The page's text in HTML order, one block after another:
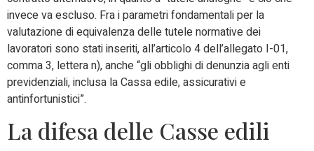
invece va escluso. Fra i parametri fondamentali per la
valutazione di equivalenza delle tutele normative dei
lavoratori sono stati inseriti, all’articolo 4 dell’allegato I-01,
comma 3, lettera n), anche “gli obblighi di denunzia agli enti
previdenziali, inclusa la Cassa edile, assicurativi e
antinfortunistici”.
La difesa delle Casse edili